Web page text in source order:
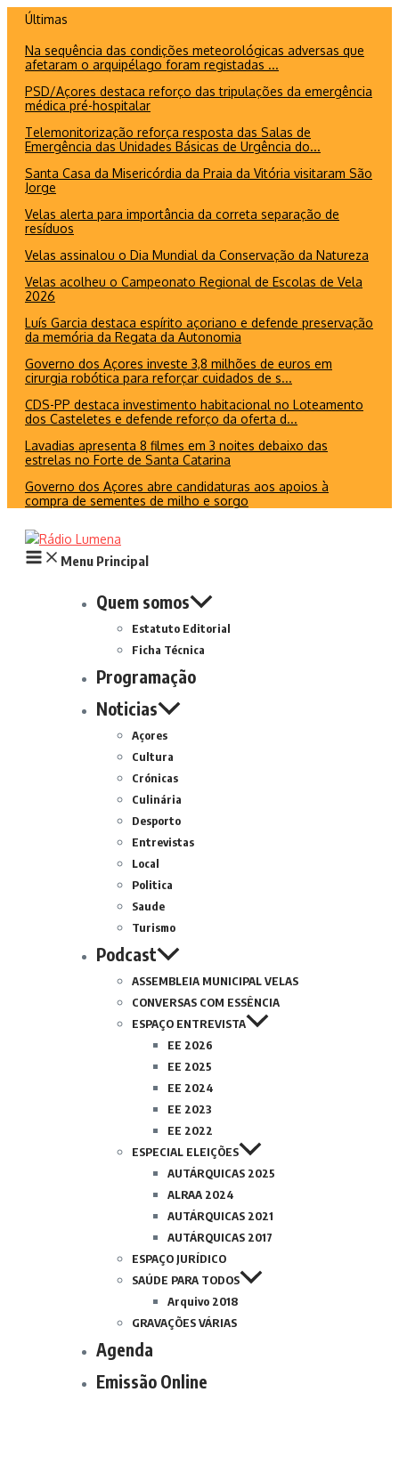
conteúdo
Últimas
Na sequência das condições meteorológicas adversas que
afetaram o arquipélago foram registadas ...
PSD/Açores destaca reforço das tripulações da emergência
médica pré-hospitalar
Telemonitorização reforça resposta das Salas de
Emergência das Unidades Básicas de Urgência do...
Santa Casa da Misericórdia da Praia da Vitória visitaram São
Jorge
Velas alerta para importância da correta separação de
resíduos
Velas assinalou o Dia Mundial da Conservação da Natureza
Velas acolheu o Campeonato Regional de Escolas de Vela
2026
Luís Garcia destaca espírito açoriano e defende preservação
da memória da Regata da Autonomia
Governo dos Açores investe 3,8 milhões de euros em
cirurgia robótica para reforçar cuidados de s...
CDS-PP destaca investimento habitacional no Loteamento
dos Casteletes e defende reforço da oferta d...
Lavadias apresenta 8 filmes em 3 noites debaixo das
estrelas no Forte de Santa Catarina
Governo dos Açores abre candidaturas aos apoios à
compra de sementes de milho e sorgo
Menu Principal
Quem somos
Estatuto Editorial
Ficha Técnica
Programação
Noticias
Açores
Cultura
Crónicas
Culinária
Desporto
Entrevistas
Local
Politica
Saude
Turismo
Podcast
ASSEMBLEIA MUNICIPAL VELAS
CONVERSAS COM ESSÊNCIA
ESPAÇO ENTREVISTA
EE 2026
EE 2025
EE 2024
EE 2023
EE 2022
ESPECIAL ELEIÇÕES
AUTÁRQUICAS 2025
ALRAA 2024
AUTÁRQUICAS 2021
AUTÁRQUICAS 2017
ESPAÇO JURÍDICO
SAÚDE PARA TODOS
Arquivo 2018
GRAVAÇÕES VÁRIAS
Agenda
Emissão Online